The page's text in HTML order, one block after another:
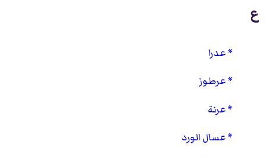
ع
عدرا
عرطوز
عرنة
عسال الورد